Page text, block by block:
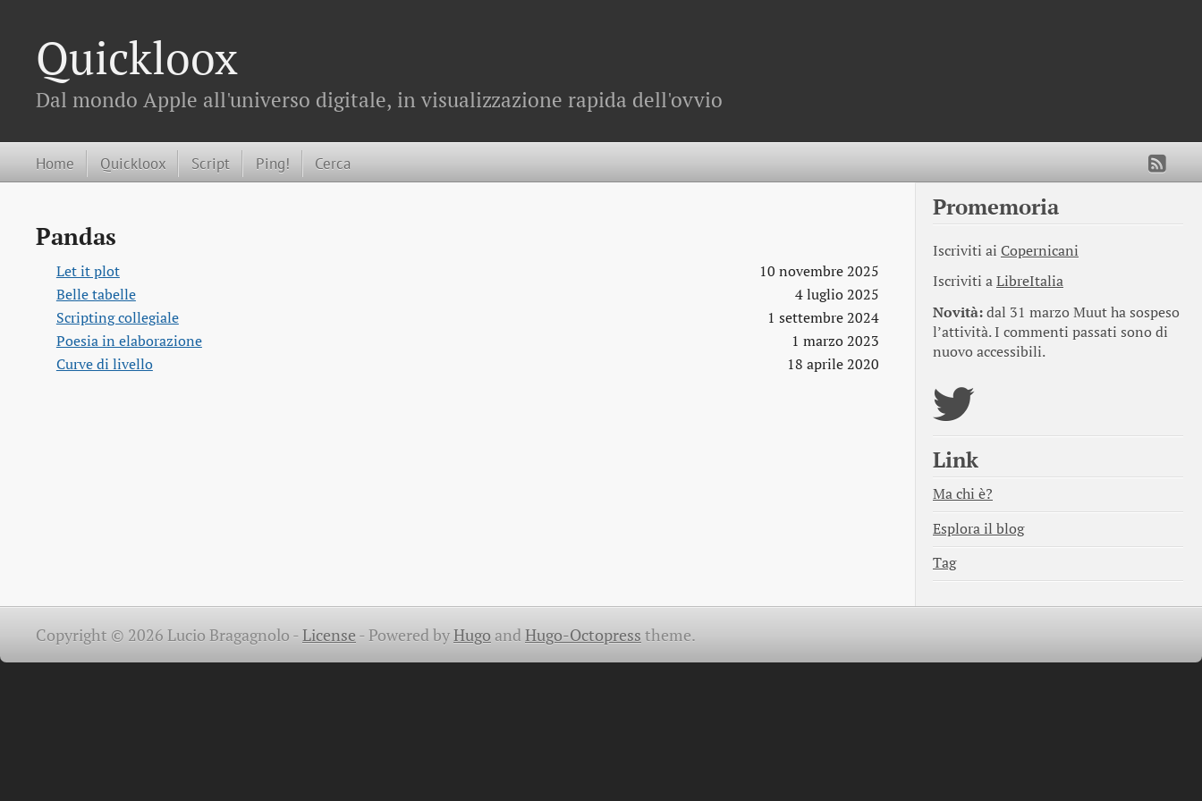
Quickloox
Dal mondo Apple all'universo digitale, in visualizzazione rapida dell'ovvio
Home Quickloox Script Ping! Cerca
Pandas
Let it plot
10 novembre 2025
Belle tabelle
4 luglio 2025
Scripting collegiale
1 settembre 2024
Poesia in elaborazione
1 marzo 2023
Curve di livello
18 aprile 2020
Promemoria
Iscriviti ai Copernicani
Iscriviti aLibreItalia
Novità:dal 31 marzo Muut ha sospeso
l’attività. I commenti passati sono di
nuovo accessibili.
Link
Ma chi è?
Esplora il blog
Tag
Copyright © 2026 Lucio Bragagnolo -License -Powered byHugoandHugo-Octopress theme.